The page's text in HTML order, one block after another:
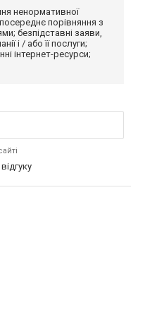
ненормативної
порівняння з
безпідставні заяви,
і / або її послуги;
інтернет-ресурси;